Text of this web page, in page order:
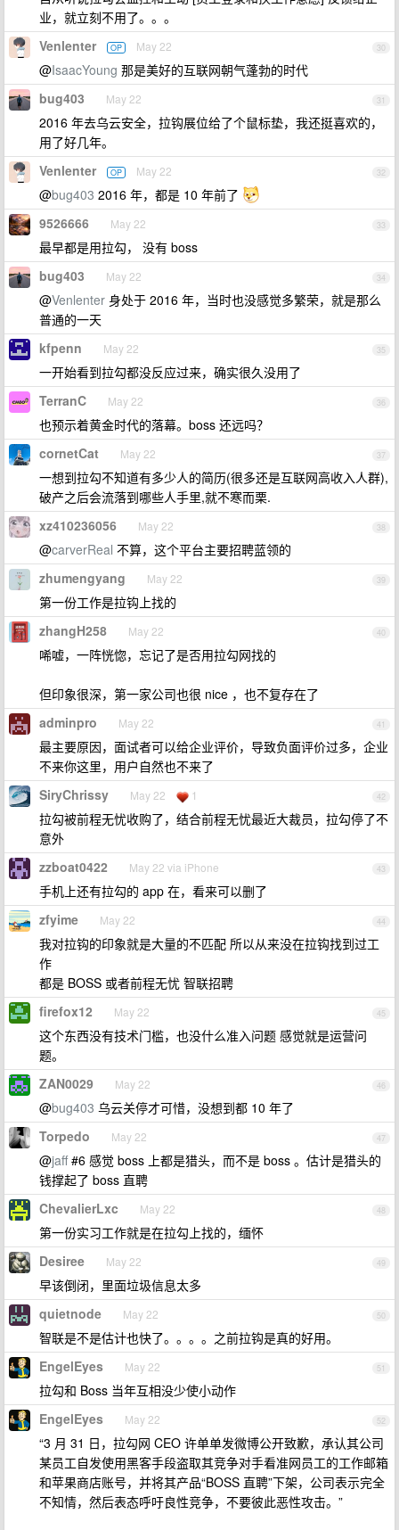
业，就立刻不用了。。。
30
Venlenter OP May 22
@IsaacYoung 那是美好的互联网朝气蓬勃的时代
31
bug403 May 22
2016 年去乌云安全，拉钩展位给了个鼠标垫，我还挺喜欢的，
用了好几年。
32
Venlenter OP May 22
@bug403 2016 年，都是 10 年前了
33
9526666 May 22
最早都是用拉勾， 没有 boss
34
bug403 May 22
@Venlenter 身处于 2016 年，当时也没感觉多繁荣，就是那么
普通的一天
35
kfpenn May 22
一开始看到拉勾都没反应过来，确实很久没用了
36
TerranC May 22
也预示着黄金时代的落幕。boss 还远吗？
37
cornetCat May 22
一想到拉勾不知道有多少人的简历(很多还是互联网高收入人群),
破产之后会流落到哪些人手里,就不寒而栗.
38
xz410236056 May 22
@carverReal 不算，这个平台主要招聘蓝领的
39
zhumengyang May 22
第一份工作是拉钩上找的
40
zhangH258 May 22
唏嘘，一阵恍惚，忘记了是否用拉勾网找的
但印象很深，第一家公司也很 nice ，也不复存在了
41
adminpro May 22
最主要原因，面试者可以给企业评价，导致负面评价过多，企业
不来你这里，用户自然也不来了
42
SiryChrissy May 22 1
拉勾被前程无忧收购了，结合前程无忧最近大裁员，拉勾停了不
意外
43
zzboat0422 May 22 via iPhone
手机上还有拉勾的 app 在，看来可以删了
44
zfyime May 22
我对拉钩的印象就是大量的不匹配 所以从来没在拉钩找到过工
作
都是 BOSS 或者前程无忧 智联招聘
45
firefox12 May 22
这个东西没有技术门槛，也没什么准入问题 感觉就是运营问
题。
46
ZAN0029 May 22
@bug403 乌云关停才可惜，没想到都 10 年了
47
Torpedo May 22
@jaff#6 感觉 boss 上都是猎头，而不是 boss 。估计是猎头的
钱撑起了 boss 直聘
48
ChevalierLxc May 22
第一份实习工作就是在拉勾上找的，缅怀
49
Desiree May 22
早该倒闭，里面垃圾信息太多
50
quietnode May 22
智联是不是估计也快了。。。。之前拉钩是真的好用。
51
EngelEyes May 22
拉勾和 Boss 当年互相没少使小动作
52
EngelEyes May 22
“3 月 31 日，拉勾网 CEO 许单单发微博公开致歉，承认其公司
某员工自发使用黑客手段盗取其竞争对手看准网员工的工作邮箱
和苹果商店账号，并将其产品“BOSS 直聘”下架，公司表示完全
不知情，然后表态呼吁良性竞争，不要彼此恶性攻击。”